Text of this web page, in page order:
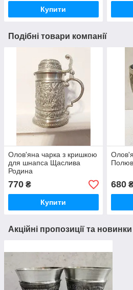
Купити
Подібні товари компанії
Олов'яна чарка з кришкою
для шнапса Щаслива
Родина
770 ₴
Купити
680
Акційні пропозиції та новинки